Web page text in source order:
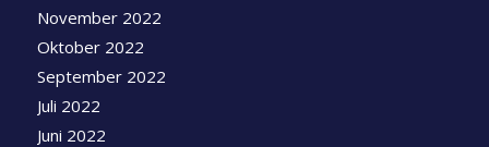
November 2022
Oktober 2022
September 2022
Juli 2022
Juni 2022